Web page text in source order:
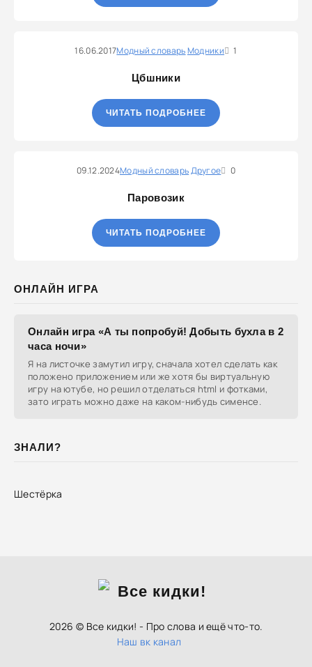
16.06.2017Модный словарьМодники 1
Цбшники
ЧИТАТЬ ПОДРОБНЕЕ
09.12.2024Модный словарьДругое 0
Паровозик
ЧИТАТЬ ПОДРОБНЕЕ
ОНЛАЙН ИГРА
Онлайн игра «А ты попробуй! Добыть бухла в 2
часа ночи»
Я на листочке замутил игру, сначала хотел сделать как
положено приложением или же хотя бы виртуальную
игру на ютубе, но решил отделаться html и фотками,
зато играть можно даже на каком-нибудь сименсе.
ЗНАЛИ?
Шестёрка
2026 © Все кидки! - Про слова и ещё что-то.
Наш вк канал